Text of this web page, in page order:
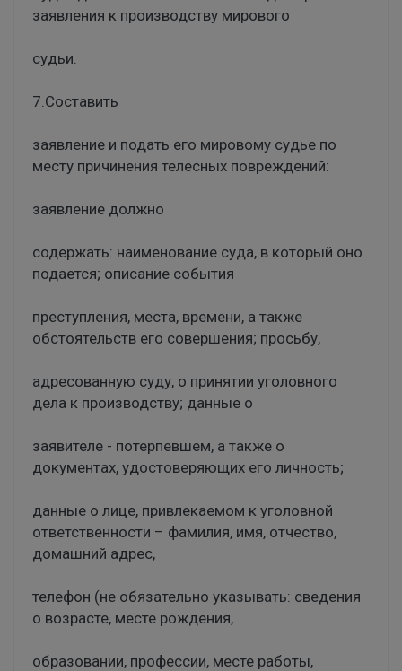
заявления к производству мирового
судьи.
7.Составить
заявление и подать его мировому судье по
месту причинения телесных повреждений:
заявление должно
содержать: наименование суда, в который оно
подается; описание события
преступления, места, времени, а также
обстоятельств его совершения; просьбу,
адресованную суду, о принятии уголовного
дела к производству; данные о
заявителе - потерпевшем, а также о
документах, удостоверяющих его личность;
данные о лице, привлекаемом к уголовной
ответственности – фамилия, имя, отчество,
домашний адрес,
телефон (не обязательно указывать: сведения
о возрасте, месте рождения,
образовании, профессии, месте работы,